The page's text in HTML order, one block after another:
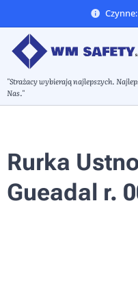
"Strażacy wybierają najlepszych.
Nas."
Rurka
Gueadal r.